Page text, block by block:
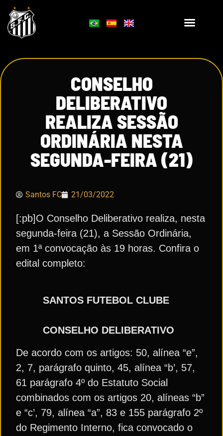
CONSELHO
DELIBERATIVO
REALIZA SESSÃO
ORDINÁRIA NESTA
SEGUNDA-FEIRA (21)
Santos FC 21/03/2022
[:pb]O Conselho Deliberativo realiza, nesta
segunda-feira (21), a Sessão Ordinária,
em 1ª convocação às 19 horas. Confira o
edital completo:
SANTOS FUTEBOL CLUBE
CONSELHO DELIBERATIVO
De acordo com os artigos: 50, alínea “e”,
2, 7, parágrafo quinto, 45, alínea “b’, 57,
61 parágrafo 4º do Estatuto Social
combinados com os artigos 20, alíneas “b”
e “c’, 79, alínea “a”, 83 e 155 parágrafo 2º
do Regimento Interno, fica convocado o